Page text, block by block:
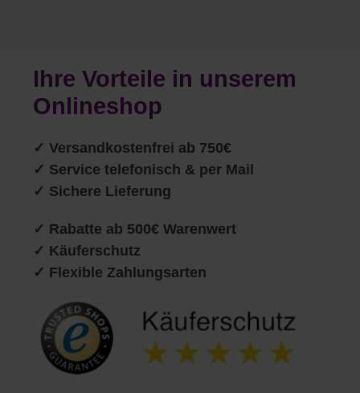
Ihre Vorteile in unserem
Onlineshop
✓ Versandkostenfrei ab 750€
✓ Service telefonisch & per Mail
✓ Sichere Lieferung
✓ Rabatte ab 500€ Warenwert
✓ Käuferschutz
✓ Flexible Zahlungsarten